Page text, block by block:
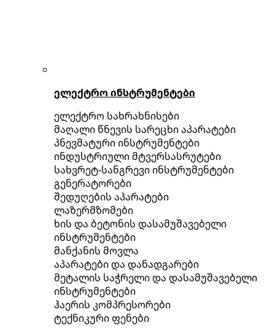
ელექტრო ინსტრუმენტები
ელექტრო სახრახნისები
მაღალი წნევის სარეცხი აპარატები
პნევმატური ინსტრუმენტები
ინდუსტრიული მტვერსასრუტები
სახვრეტ-სანგრევი ინსტრუმენტები
გენერატორები
შედუღების აპარატები
ლაზერმზომები
ხის და ბეტონის დასამუშავებელი
ინსტრუმენტები
მანქანის მოვლა
აპარატები და დანადგარები
მეტალის საჭრელი და დასამუშავებელი
ინსტრუმენტები
ჰაერის კომპრესორები
ტექნიკური ფენები